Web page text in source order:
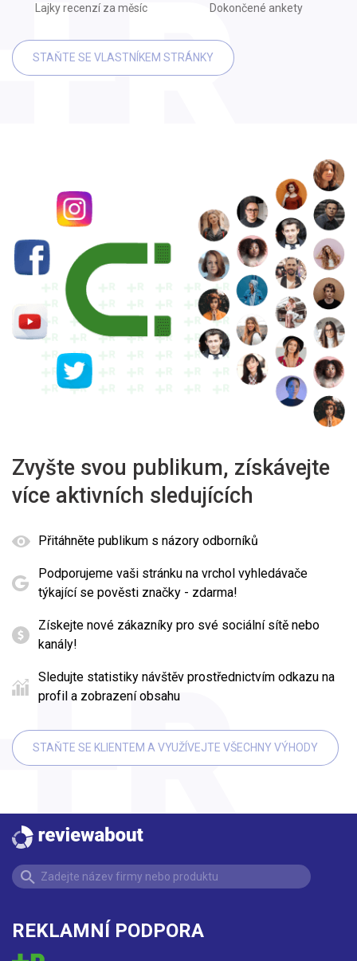
Lajky recenzí za měsíc Dokončené ankety
STAŇTE SE VLASTNÍKEM STRÁNKY
Zvyšte svou publikum, získávejte
více aktivních sledujících
Přitáhněte publikum s názory odborníků
Podporujeme vaši stránku na vrchol vyhledávače
týkající se pověsti značky - zdarma!
Získejte nové zákazníky pro své sociální sítě nebo
kanály!
Sledujte statistiky návštěv prostřednictvím odkazu na
profil a zobrazení obsahu
STAŇTE SE KLIENTEM A VYUŽÍVEJTE VŠECHNY VÝHODY
REKLAMNÍ PODPORA